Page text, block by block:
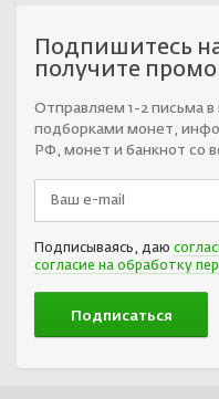
Подпишитесь
получите
Отправляем 1-2 письма
подборками монет,
РФ, монет и банкнот со
Подписываясь, даю
согласие на обработку